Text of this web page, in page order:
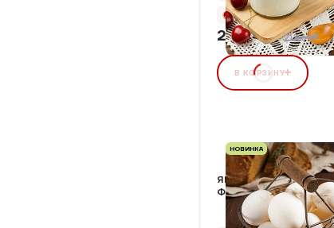
+10 бонусов
202,01 ₽212,64₽ 5%
В КОРЗИНУ
НОВИНКА
ЯЙЦО КУРИНОЕ
ФЕРМЕРСКОЕ 10 ШТ